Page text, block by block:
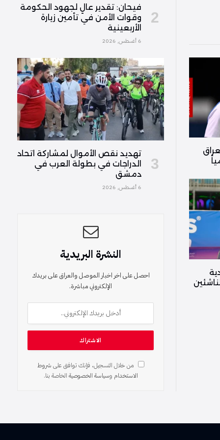
فیحان: تقدير عالٍ لجهود الحكومة
وقوات الأمن في تأمين زيارة
الأربعينية
6 أغسطس, 2026
تهديد نقص الأموال لمشاركة اتحاد
الدراجات في بطولة العرب في
دمشق
6 أغسطس, 2026
النشرة البريدية
احصل على اخر اخبار الموصل والعراق على بريدك
الإلكتروني مباشرة.
من خلال التسجيل، فإنك توافق على شروط
الاستخدام وسياسة الخصوصية الخاصة بنا.